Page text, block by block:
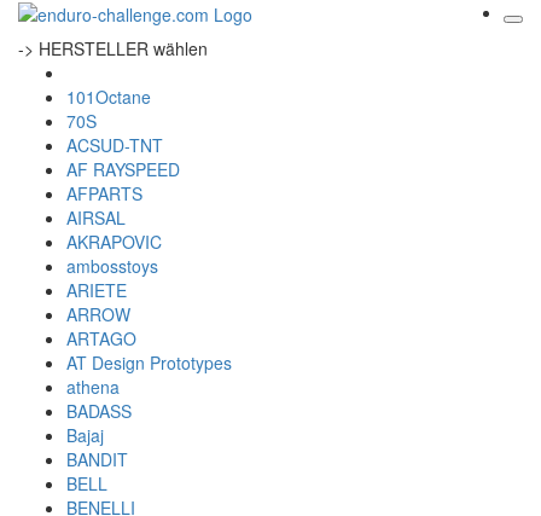
-> HERSTELLER wählen
101Octane
70S
ACSUD-TNT
AF RAYSPEED
AFPARTS
AIRSAL
AKRAPOVIC
ambosstoys
ARIETE
ARROW
ARTAGO
AT Design Prototypes
athena
BADASS
Bajaj
BANDIT
BELL
BENELLI